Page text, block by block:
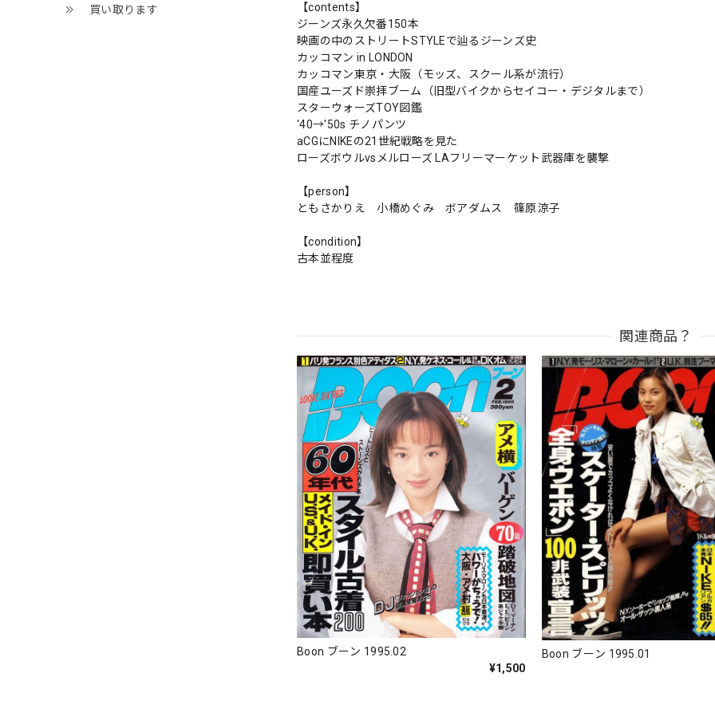
買い取ります
【contents】
ジーンズ永久欠番150本
映画の中のストリートSTYLEで辿るジーンズ史
カッコマン in LONDON
カッコマン東京・大阪（モッズ、スクール系が流行）
国産ユーズド崇拝ブーム（旧型バイクからセイコー・デジタルまで）
スターウォーズTOY図鑑
'40→'50s チノパンツ
aCGにNIKEの21世紀戦略を見た
ローズボウルvsメルローズ LAフリーマーケット武器庫を襲撃
【person】
ともさかりえ 小橋めぐみ ボアダムス 篠原涼子
【condition】
古本並程度
関連商品？
Boon ブーン 1995.02
¥1,500
Boon ブーン 1995.01